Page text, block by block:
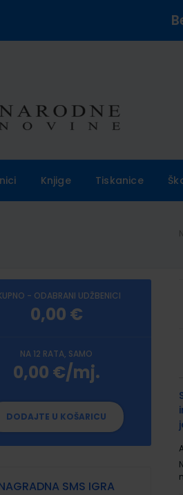
Knjige Tiskanice
- ODABRANI UDŽBENICI
0,00 €
NA 12 RATA, SAMO
0,00 €/mj.
DODAJTE U KOŠARICU
SMS IGRA